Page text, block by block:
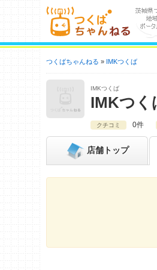
つくばちゃんねる IMKつくば
IMKつくば
IMKつく
クチコミ 0件
店舗 トップ